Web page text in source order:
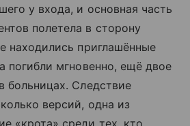
у входа, и основная часть
полетела в сторону
находились приглашённые
погибли мгновенно, ещё двое
больницах. Следствие
версий, одна из